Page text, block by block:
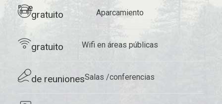
e
Aparcamiento
gratuito
​Wifi
gratuito en áreas públicas
Salas
de reuniones /conferencias